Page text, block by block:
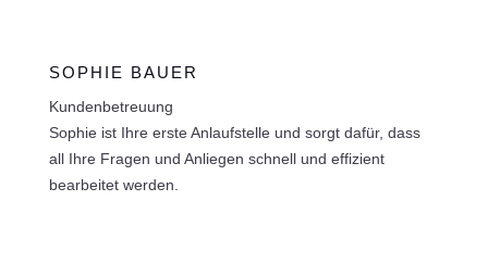
SOPHIE BAUER
Kundenbetreuung
Sophie ist Ihre erste Anlaufstelle und sorgt dafür, dass
all Ihre Fragen und Anliegen schnell und effizient
bearbeitet werden.